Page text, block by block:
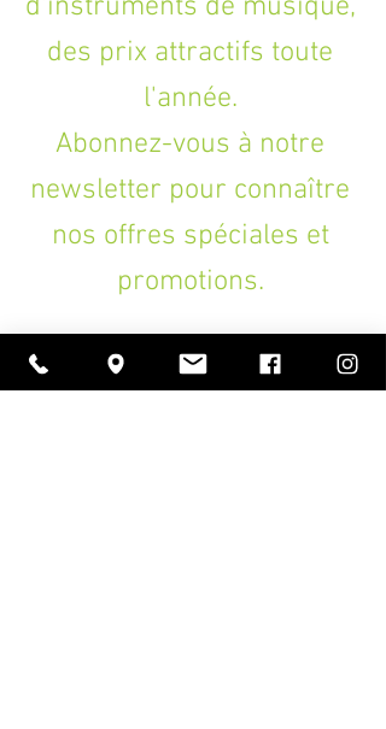
d'instruments de musique,
des prix attractifs toute
l'année.
Abonnez-vous à notre
newsletter pour connaître
nos offres spéciales et
promotions.
>